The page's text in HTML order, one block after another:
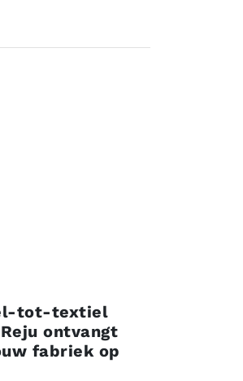
tot-textiel
ontvangt
fabriek op